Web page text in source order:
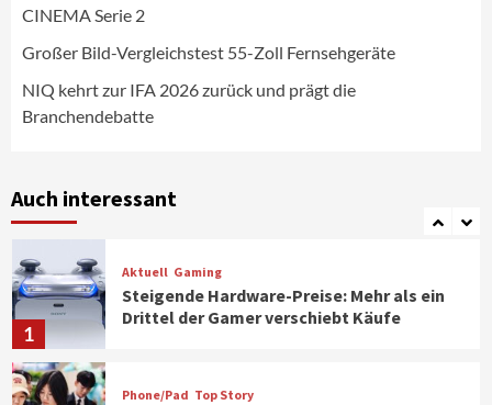
CINEMA Serie 2
Großer Bild-Vergleichstest 55-Zoll Fernsehgeräte
NIQ kehrt zur IFA 2026 zurück und prägt die
Branchendebatte
Auch interessant
6
Aktuell
CHERRY baut Vertriebsteam in
7
Klimageräte und Ventilatoren
1
Aktuell Gaming
Steigende Hardware-Preise: Mehr als ein
Drittel der Gamer verschiebt Käufe
Phone/Pad Top Story